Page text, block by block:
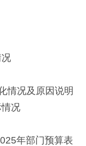
情况及原因说明
况
年部门预算表